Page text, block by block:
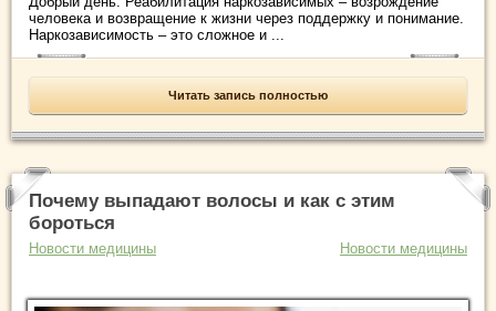
человека и возвращение к жизни через поддержку и понимание.
Наркозависимость – это сложное и ...
Читать запись полностью
Почему выпадают волосы и как с этим
бороться
Новости медицины Новости медицины